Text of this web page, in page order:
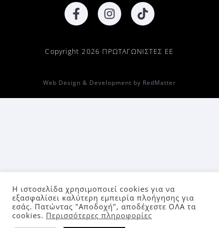
Copyright 2026 ΠΡΩΤΑΓΩΝΙΣΤΕΣ ΕΕ
Web Design & Development by RedMatter
Η ιστοσελίδα χρησιμοποιεί cookies για να
εξασφαλίσει καλύτερη εμπειρία πλοήγησης για
εσάς. Πατώντας "Αποδοχή", αποδέχεστε ΟΛΑ τα
cookies. Περισσότερες πληροφορίες